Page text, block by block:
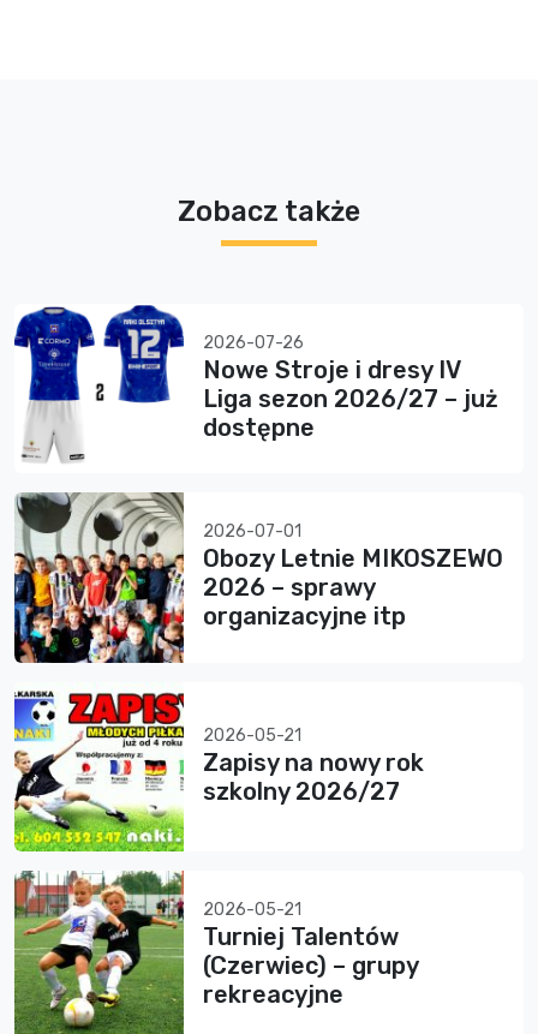
Zobacz także
2026-07-26
Nowe Stroje i dresy IV
Liga sezon 2026/27 – już
dostępne
2026-07-01
Obozy Letnie MIKOSZEWO
2026 – sprawy
organizacyjne itp
2026-05-21
Zapisy na nowy rok
szkolny 2026/27
2026-05-21
Turniej Talentów
(Czerwiec) – grupy
rekreacyjne